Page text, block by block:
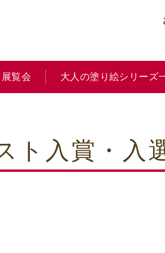
覧会 大人の塗り絵シリーズ
ト入賞・入